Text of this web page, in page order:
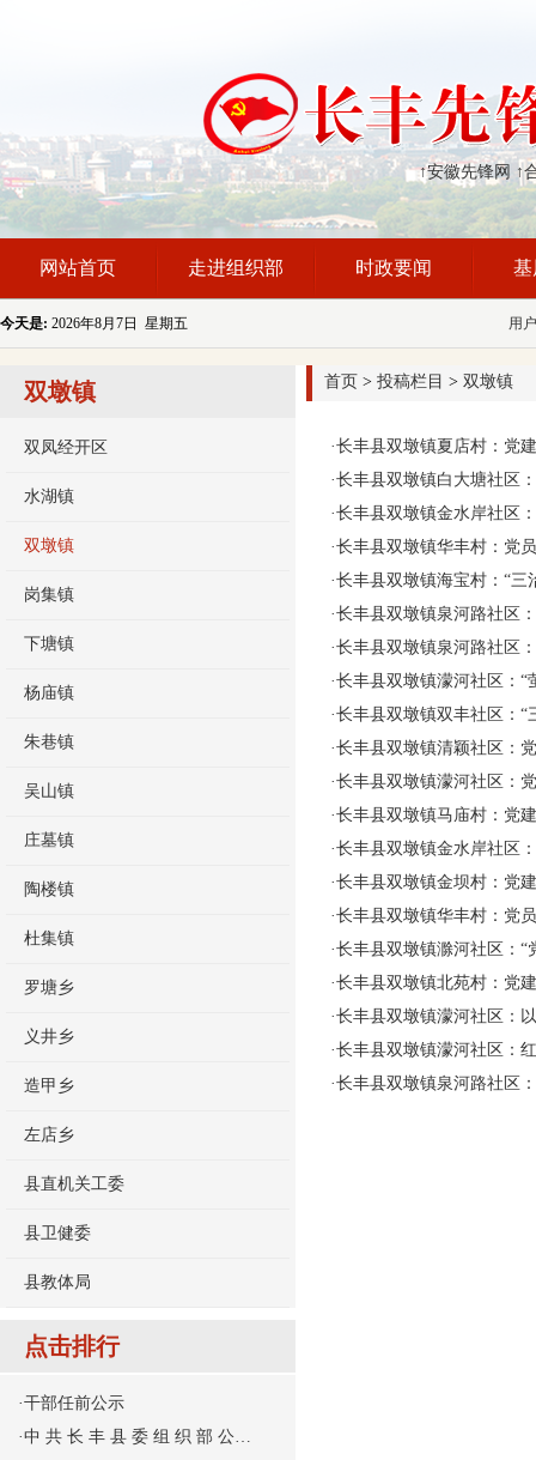
↑安徽先锋网 ↑
网站首页 走进组织部 时政要闻 基
今天是: 2026年8月7日 星期五 用
双墩镇
双凤经开区
水湖镇
双墩镇
岗集镇
下塘镇
杨庙镇
朱巷镇
吴山镇
庄墓镇
陶楼镇
杜集镇
罗塘乡
义井乡
造甲乡
左店乡
县直机关工委
县卫健委
县教体局
点击排行
·干部任前公示
·中 共 长 丰 县 委 组 织 部 公…
首页 > 投稿栏目 > 双墩镇
·长丰县双墩镇夏店村：党
·长丰县双墩镇白大塘社区
·长丰县双墩镇金水岸社区
·长丰县双墩镇华丰村：党
·长丰县双墩镇海宝村：“三
·长丰县双墩镇泉河路社区
·长丰县双墩镇泉河路社区
·长丰县双墩镇濛河社区：“
·长丰县双墩镇双丰社区：“
·长丰县双墩镇清颖社区：
·长丰县双墩镇濛河社区：
·长丰县双墩镇马庙村：党
·长丰县双墩镇金水岸社区
·长丰县双墩镇金坝村：党
·长丰县双墩镇华丰村：党
·长丰县双墩镇滁河社区：“
·长丰县双墩镇北苑村：党
·长丰县双墩镇濛河社区：
·长丰县双墩镇濛河社区：
·长丰县双墩镇泉河路社区